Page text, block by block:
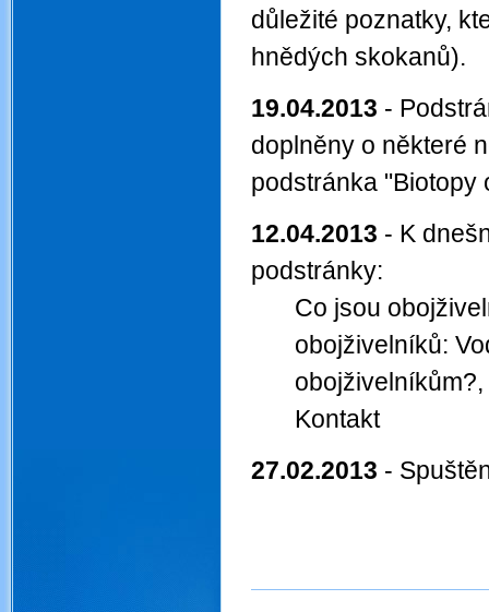
důležité poznatky,
hnědých skokanů).
19.04.2013 -
doplněny o některé
podstránka "Biotopy
12.04.2013 - K
podstránky:
Co jsou
obojživelníků:
Kontakt
27.02.2013 -